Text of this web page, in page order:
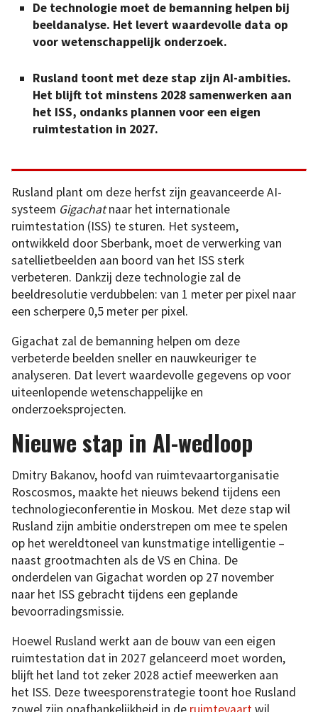
De technologie moet de bemanning helpen bij
beeldanalyse. Het levert waardevolle data op
voor wetenschappelijk onderzoek.
Rusland toont met deze stap zijn AI-ambities.
Het blijft tot minstens 2028 samenwerken aan
het ISS, ondanks plannen voor een eigen
ruimtestation in 2027.
Rusland plant om deze herfst zijn geavanceerde AI-
systeem Gigachatnaar het internationale
ruimtestation (ISS) te sturen. Het systeem,
ontwikkeld door Sberbank, moet de verwerking van
satellietbeelden aan boord van het ISS sterk
verbeteren. Dankzij deze technologie zal de
beeldresolutie verdubbelen: van 1 meter per pixel naar
een scherpere 0,5 meter per pixel.
Gigachat zal de bemanning helpen om deze
verbeterde beelden sneller en nauwkeuriger te
analyseren. Dat levert waardevolle gegevens op voor
uiteenlopende wetenschappelijke en
onderzoeksprojecten.
Nieuwe stap in AI-wedloop
Dmitry Bakanov, hoofd van ruimtevaartorganisatie
Roscosmos, maakte het nieuws bekend tijdens een
technologieconferentie in Moskou. Met deze stap wil
Rusland zijn ambitie onderstrepen om mee te spelen
op het wereldtoneel van kunstmatige intelligentie –
naast grootmachten als de VS en China. De
onderdelen van Gigachat worden op 27 november
naar het ISS gebracht tijdens een geplande
bevoorradingsmissie.
Hoewel Rusland werkt aan de bouw van een eigen
ruimtestation dat in 2027 gelanceerd moet worden,
blijft het land tot zeker 2028 actief meewerken aan
het ISS. Deze tweesporenstrategie toont hoe Rusland